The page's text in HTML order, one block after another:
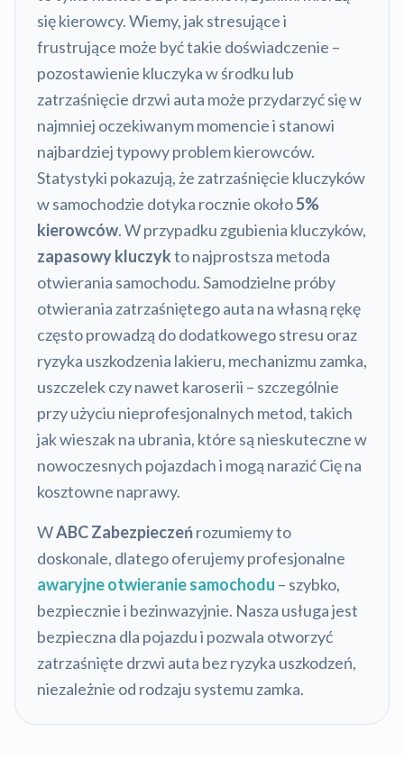
się kierowcy. Wiemy, jak stresujące i
frustrujące może być takie doświadczenie –
pozostawienie kluczyka w środku lub
zatrzaśnięcie drzwi auta może przydarzyć się w
najmniej oczekiwanym momencie i stanowi
najbardziej typowy problem kierowców.
Statystyki pokazują, że zatrzaśnięcie kluczyków
w samochodzie dotyka rocznie około5%
kierowców. W przypadku zgubienia kluczyków,
zapasowy kluczykto najprostsza metoda
otwierania samochodu. Samodzielne próby
otwierania zatrzaśniętego auta na własną rękę
często prowadzą do dodatkowego stresu oraz
ryzyka uszkodzenia lakieru, mechanizmu zamka,
uszczelek czy nawet karoserii – szczególnie
przy użyciu nieprofesjonalnych metod, takich
jak wieszak na ubrania, które są nieskuteczne w
nowoczesnych pojazdach i mogą narazić Cię na
kosztowne naprawy.
WABC Zabezpieczeńrozumiemy to
doskonale, dlatego oferujemy profesjonalne
awaryjne otwieranie samochodu – szybko,
bezpiecznie i bezinwazyjnie. Nasza usługa jest
bezpieczna dla pojazdu i pozwala otworzyć
zatrzaśnięte drzwi auta bez ryzyka uszkodzeń,
niezależnie od rodzaju systemu zamka.